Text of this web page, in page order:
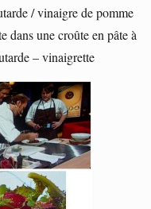
/ vinaigre de pomme
dans une croûte en pâte à
– vinaigrette